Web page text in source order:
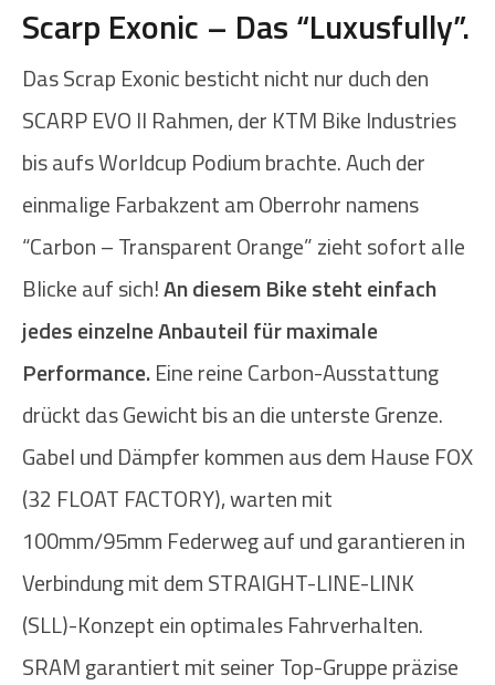
Scarp Exonic – Das “Luxusfully”.
Das Scrap Exonic besticht nicht nur duch den
SCARP EVO II Rahmen, der KTM Bike Industries
bis aufs Worldcup Podium brachte. Auch der
einmalige Farbakzent am Oberrohr namens
“Carbon – Transparent Orange” zieht sofort alle
Blicke auf sich!An diesem Bike steht einfach
jedes einzelne Anbauteil für maximale
Performance.Eine reine Carbon-Ausstattung
drückt das Gewicht bis an die unterste Grenze.
Gabel und Dämpfer kommen aus dem Hause FOX
(32 FLOAT FACTORY), warten mit
100mm/95mm Federweg auf und garantieren in
Verbindung mit dem STRAIGHT-LINE-LINK
(SLL)-Konzept ein optimales Fahrverhalten.
SRAM garantiert mit seiner Top-Gruppe präzise